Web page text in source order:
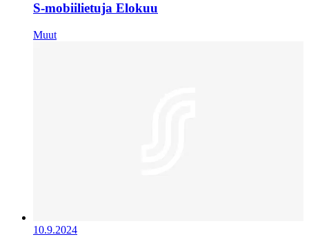
S-mobiilietuja Elokuu
Muut
10.9.2024